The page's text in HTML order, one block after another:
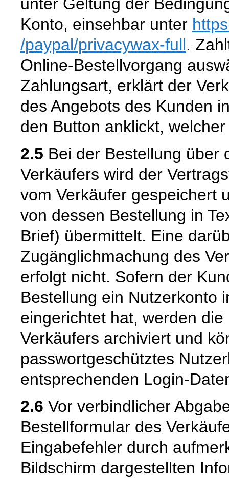
Konto, einsehbar unter
/paypal/privacywax-full.
Online-Bestellvorgang
Zahlungsart, erklärt der
des Angebots des Kunden
den Button anklickt,
2.5 Bei der Bestellung über
Verkäufers wird der
vom Verkäufer gespeichert
von dessen Bestellung in
Brief) übermittelt. Eine
Zugänglichmachung des
erfolgt nicht. Sofern der
Bestellung ein Nutzerkonto
eingerichtet hat, werden
Verkäufers archiviert und
passwortgeschütztes
entsprechenden Login-
2.6 Vor verbindlicher
Bestellformular des
Eingabefehler durch
Bildschirm dargestellten